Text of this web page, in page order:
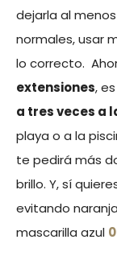
dejarla al
normales, usar
lo correcto.
extensiones,
a tres veces a
playa o a la
te pedirá más
brillo. Y, sí
evitando
mascarilla azul